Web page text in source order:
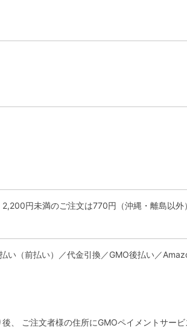
円未満のご注文は770円（沖縄・離島以外）
い（前払い）／代金引換／GMO後払い／
、 ご注文者様の住所にGMOペイメントサー